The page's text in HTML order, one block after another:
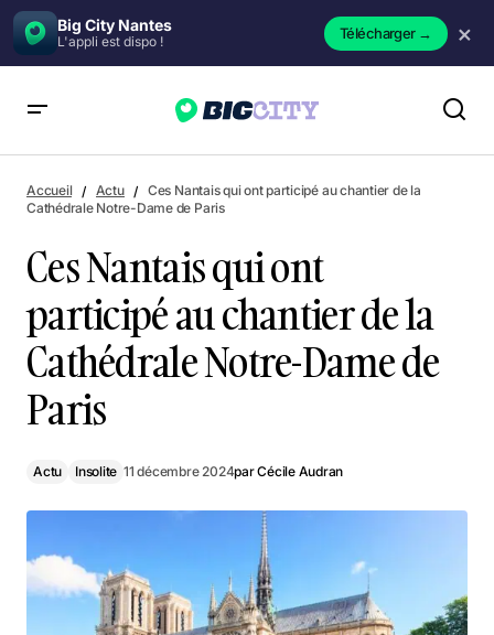
Big City Nantes
L'appli est dispo ! Télécharger→ ×
Notre-Dame de Paris
Accueil Actu
Ces Nantais qui ont participé au chantier de la
Cathédrale Notre-Dame de Paris
Ces Nantais qui ont
participé au chantier de la
Cathédrale Notre-Dame de
Paris
Actu Insolite 11 décembre 2024parCécile Audran